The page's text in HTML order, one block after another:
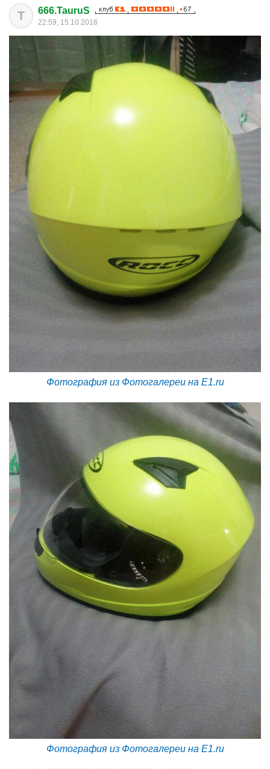
T 666.TauruS
22:59, 15.10.2018
Фотография из Фотогалереи на E1.ru
Фотография из Фотогалереи на E1.ru